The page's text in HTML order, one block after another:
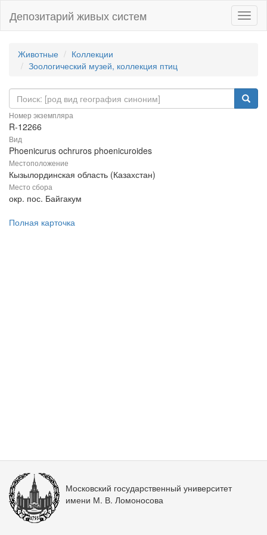
Депозитарий живых систем
Животные
Коллекции
Зоологический музей, коллекция птиц
Номер экземпляра
R-12266
Вид
Phoenicurus ochruros phoenicuroides
Местоположение
Кызылординская область (Казахстан)
Место сбора
окр. пос. Байгакум
Полная карточка
Московский государственный университет
имени М. В. Ломоносова